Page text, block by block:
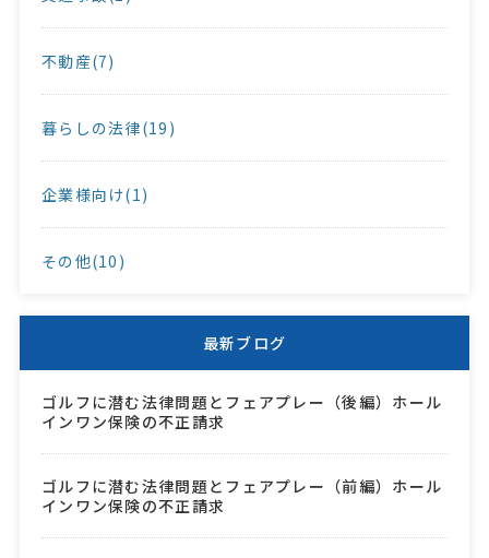
不動産(7)
暮らしの法律(19)
企業様向け(1)
その他(10)
最新ブログ
ゴルフに潜む法律問題とフェアプレー（後編）ホール
インワン保険の不正請求
ゴルフに潜む法律問題とフェアプレー（前編）ホール
インワン保険の不正請求